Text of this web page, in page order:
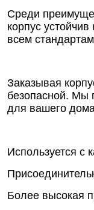
Среди
корпус
всем
Заказывая
безопасной. Мы
для вашего
Используется с
Более высокая